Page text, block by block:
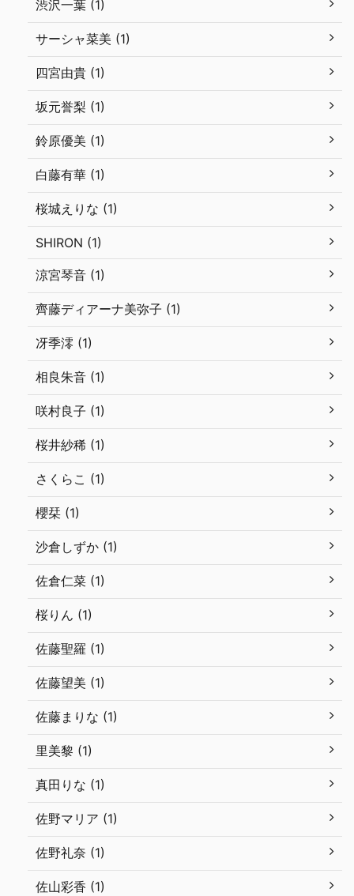
渋沢一葉 (1)
サーシャ菜美 (1)
四宮由貴 (1)
坂元誉梨 (1)
鈴原優美 (1)
白藤有華 (1)
桜城えりな (1)
SHIRON (1)
涼宮琴音 (1)
齊藤ディアーナ美弥子 (1)
冴季澪 (1)
相良朱音 (1)
咲村良子 (1)
桜井紗稀 (1)
さくらこ (1)
櫻栞 (1)
沙倉しずか (1)
佐倉仁菜 (1)
桜りん (1)
佐藤聖羅 (1)
佐藤望美 (1)
佐藤まりな (1)
里美黎 (1)
真田りな (1)
佐野マリア (1)
佐野礼奈 (1)
佐山彩香 (1)